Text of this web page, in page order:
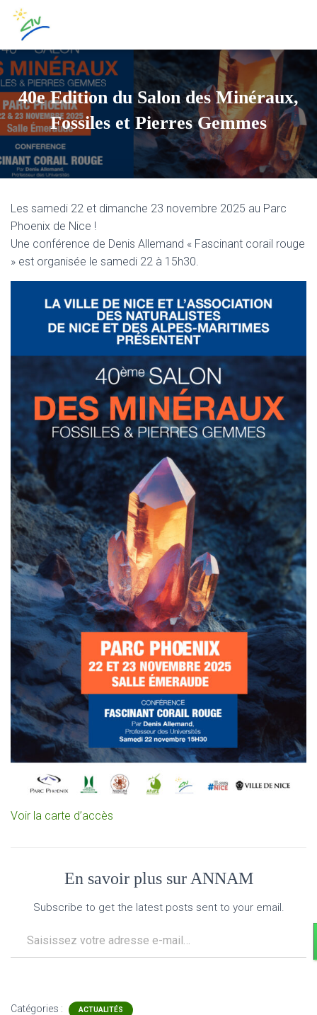
40e Edition du Salon des Minéraux,
Fossiles et Pierres Gemmes
Les samedi 22 et dimanche 23 novembre 2025 au Parc
Phoenix de Nice !
Une conférence de Denis Allemand « Fascinant corail rouge
» est organisée le samedi 22 à 15h30.
Voir la carte d’accès
En savoir plus sur ANNAM
Subscribe to get the latest posts sent to your email.
Catégories : ACTUALITÉS